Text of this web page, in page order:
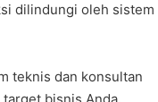
dilindungi oleh sistem
teknis dan konsultan